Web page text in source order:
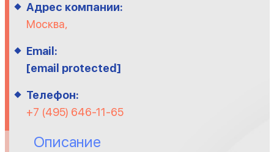
Адрес компании:
Москва,
Email:
[email protected]
Телефон:
+7 (495) 646-11-65
Описание